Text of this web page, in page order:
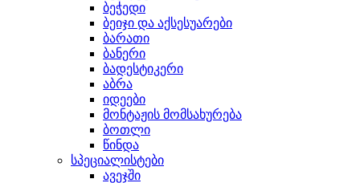
ბეჭედი
ბეიჯი და აქსესუარები
ბარათი
ბანერი
ბადესტიკერი
აბრა
იდეები
მონტაჟის მომსახურება
ბოთლი
წინდა
სპეციალისტები
ავეჯში